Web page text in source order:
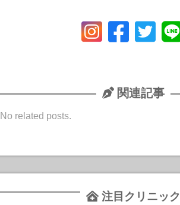
関連記事
No related posts.
注目クリニック